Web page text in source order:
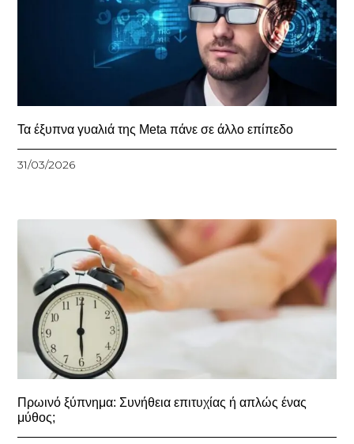
Τα έξυπνα γυαλιά της Meta πάνε σε άλλο επίπεδο
31/03/2026
Πρωινό ξύπνημα: Συνήθεια επιτυχίας ή απλώς ένας
μύθος;